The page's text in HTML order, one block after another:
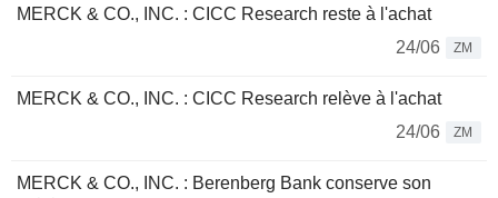
MERCK & CO., INC. : CICC Research reste à l'achat
24/06
ZM
MERCK & CO., INC. : CICC Research relève à l'achat
24/06
ZM
MERCK & CO., INC. : Berenberg Bank conserve son